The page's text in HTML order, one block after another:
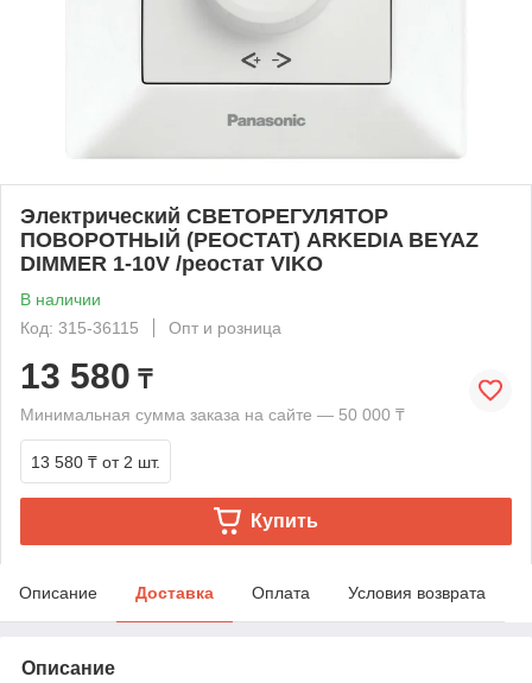
Электрический СВЕТОРЕГУЛЯТОР
ПОВОРОТНЫЙ (РЕОСТАТ) ARKEDIA BEYAZ
DIMMER 1-10V /реостат VIKO
В наличии
Код: 315-36115
Опт и розница
13 580 ₸
Минимальная сумма заказа на сайте — 50 000 ₸
13 580 ₸ от 2 шт.
Купить
Описание Доставка Оплата Условия возврата
Описание